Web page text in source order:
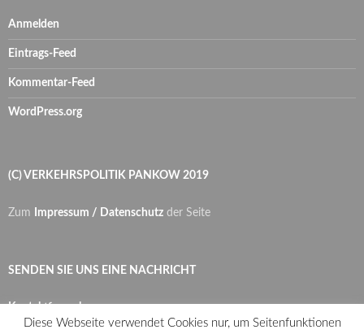
Anmelden
Eintrags-Feed
Kommentar-Feed
WordPress.org
(C) VERKEHRSPOLITIK PANKOW 2019
Zum Impressum / Datenschutz der Seite
SENDEN SIE UNS EINE NACHRICHT
Kontaktformular
Diese Webseite verwendet Cookies nur, um Seitenfunktionen